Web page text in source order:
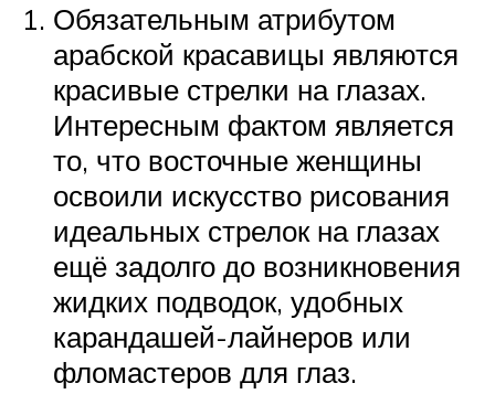
Обязательным атрибутом
арабской красавицы являются
красивые стрелки на глазах.
Интересным фактом является
то, что восточные женщины
освоили искусство рисования
идеальных стрелок на глазах
ещё задолго до возникновения
жидких подводок, удобных
карандашей-лайнеров или
фломастеров для глаз.